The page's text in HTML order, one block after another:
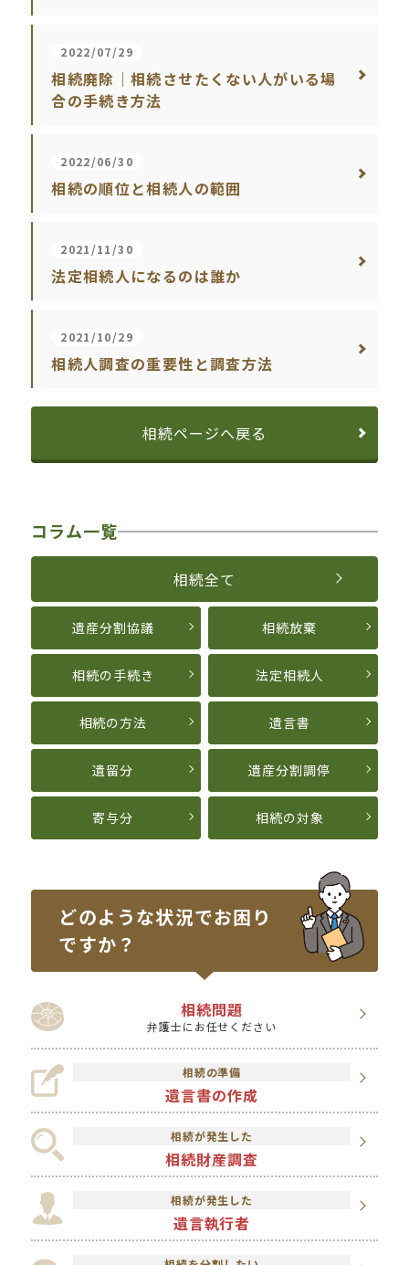
2022/07/29
相続廃除｜相続させたくない人がいる場
合の手続き方法
2022/06/30
相続の順位と相続人の範囲
2021/11/30
法定相続人になるのは誰か
2021/10/29
相続人調査の重要性と調査方法
相続ページへ戻る
コラム一覧
相続全て
遺産分割協議 相続放棄
相続の手続き 法定相続人
相続の方法 遺言書
遺留分 遺産分割調停
寄与分 相続の対象
どのような状況でお困り
ですか？
相続問題
弁護士にお任せください
相続の準備
遺言書の作成
相続が発生した
相続財産調査
相続が発生した
遺言執行者